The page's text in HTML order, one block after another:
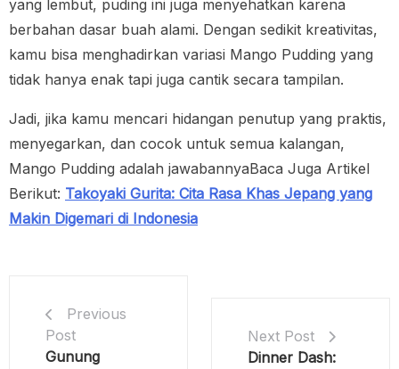
yang lembut, puding ini juga menyehatkan karena
berbahan dasar buah alami. Dengan sedikit kreativitas,
kamu bisa menghadirkan variasi Mango Pudding yang
tidak hanya enak tapi juga cantik secara tampilan.
Jadi, jika kamu mencari hidangan penutup yang praktis,
menyegarkan, dan cocok untuk semua kalangan,
Mango Pudding adalah jawabannyaBaca Juga Artikel
Berikut: Takoyaki Gurita: Cita Rasa Khas Jepang yang
Makin Digemari di Indonesia
Previous
Post
Gunung
Next Post
Dinner Dash: